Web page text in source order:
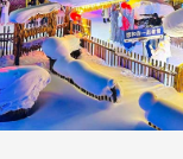
Town And The
ra chương trình
ở Trung Quốc.
phủ suốt 7